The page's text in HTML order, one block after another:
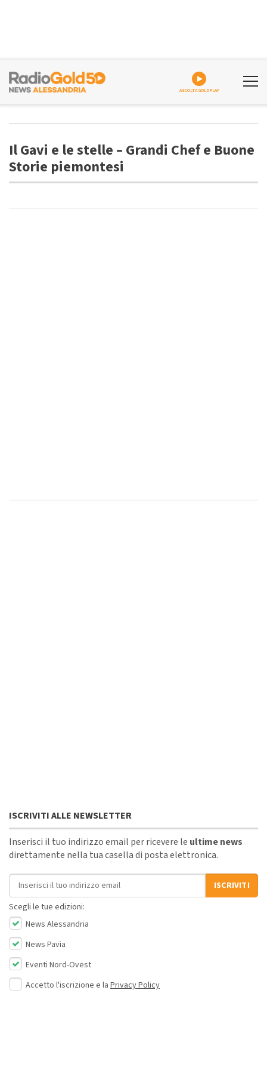
ASCOLTA GOLDPLAY
Il Gavi e le stelle – Grandi Chef e Buone
Storie piemontesi
ISCRIVITI ALLE NEWSLETTER
Inserisci il tuo indirizzo email per ricevere le ultime news
direttamente nella tua casella di posta elettronica.
Indirizzo email
ISCRIVITI
Scegli le tue edizioni:
News Alessandria
News Pavia
Eventi Nord-Ovest
Accetto l'iscrizione e la Privacy Policy